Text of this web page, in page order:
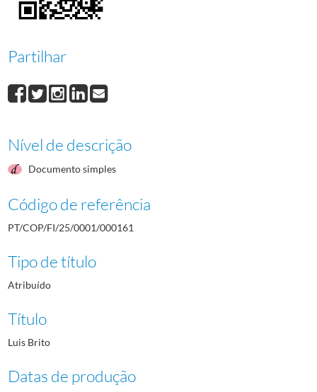
Partilhar
Nível de descrição
Documento simples
Código de referência
PT/COP/FI/25/0001/000161
Tipo de título
Atribuído
Título
Luis Brito
Datas de produção